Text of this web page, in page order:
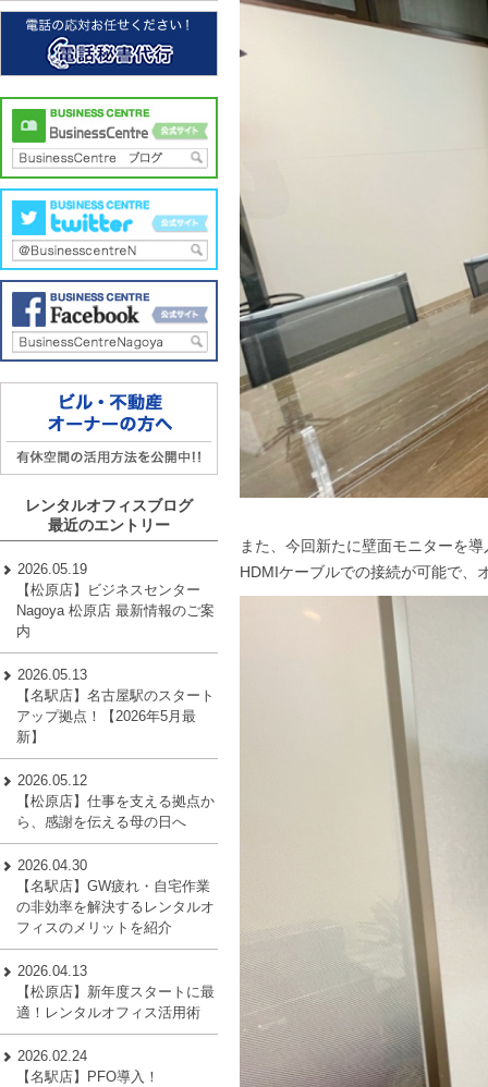
また、今回新たに壁面モニターを
HDMIケーブルでの接続が可能で、
レンタルオフィスブログ
最近のエントリー
2026.05.19
【松原店】ビジネスセンター
Nagoya 松原店 最新情報のご案
内
2026.05.13
【名駅店】名古屋駅のスタート
アップ拠点！【2026年5月最
新】
2026.05.12
【松原店】仕事を支える拠点か
ら、感謝を伝える母の日へ
2026.04.30
【名駅店】GW疲れ・自宅作業
の非効率を解決するレンタルオ
フィスのメリットを紹介
2026.04.13
【松原店】新年度スタートに最
適！レンタルオフィス活用術
2026.02.24
【名駅店】PFO導入！